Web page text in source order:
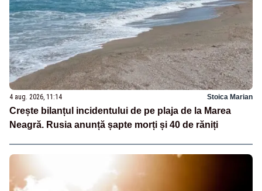
4 aug. 2026, 11:14 Stoica Marian
Crește bilanțul incidentului de pe plaja de la Marea
Neagră. Rusia anunță șapte morți și 40 de răniți